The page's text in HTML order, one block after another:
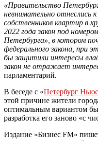
«Правительство
невнимательно отнеслись
собственников квартир в
2022 года закон под
Петербурга», в котором
федерального закона, при
бы защитили интересы
закон не отражает
парламентарий.
В беседе с «Петербург Ньюс
этой причине жители
оптимальным вариантом
разработка его заново «с
Издание «Бизнес FM»